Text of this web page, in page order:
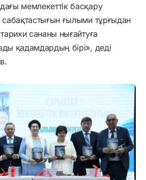
мемлекеттік басқару
сабақтастығын ғылыми тұрғыдан
сананы нығайтуға
қадамдардың бірі», деді